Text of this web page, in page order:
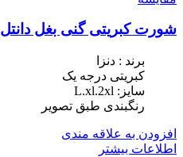
شورت کبریتی گنی بغل دانتل
برند : دنزا
کبریتی درجه یک
سایز: L.xl.2xl
رنگبندی طبق تصویر
افزودن به علاقه مندی
اطلاعات بیشتر